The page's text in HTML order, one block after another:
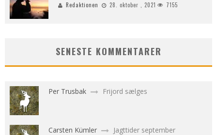
Redaktionen 28. oktober , 2021 7155
SENESTE KOMMENTARER
Per Trusbak Frijord sælges
Carsten Kümler Jagttider september